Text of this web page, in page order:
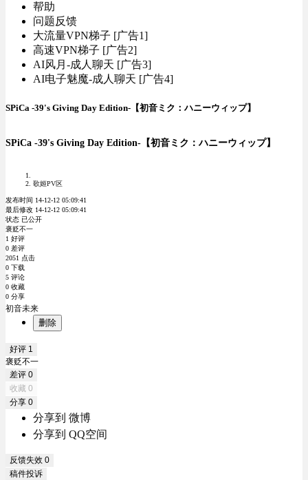
帮助
问题反馈
大流量VPN梯子 [广告1]
高速VPN梯子 [广告2]
AI风月-成人聊天 [广告3]
AI电子魅魔-成人聊天 [广告4]
SPiCa -39's Giving Day Edition-【初音ミク：ハニーウィップ】
SPiCa -39's Giving Day Edition-【初音ミク：ハニーウィップ】
歌姬PV区
发布时间 14-12-12 05:09:41
最后修改 14-12-12 05:09:41
状态 已公开
褒贬不一
1 好评
0 差评
2051 点击
0 下载
5 评论
0 收藏
0 分享
初音未来
删除
好评 1
褒贬不一
差评 0
收藏 0
分享 0
分享到 微博
分享到 QQ空间
反馈失效 0
稿件投诉